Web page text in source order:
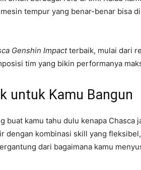
tempur yang benar-benar bisa
Genshin Impactterbaik, mulai dari
tim yang bikin performanya
untuk Kamu Bangun
buat kamu tahu dulu kenapa Chasca
dengan kombinasi skill yang
dari bagaimana kamu